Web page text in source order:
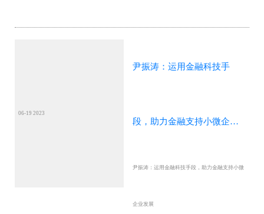
06-19 2023
尹振涛：运用金融科技手
段，助力金融支持小微企业
尹振涛：运用金融科技手段，助力金融支持小微
企业发展